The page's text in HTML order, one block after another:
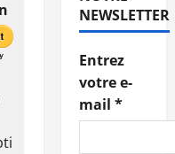
NEWSLETTER
Entrez
votre e-
mail *